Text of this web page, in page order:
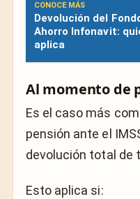
CONOCE MÁS
Devolución del
Ahorro Infonavit:
aplica
Al momento de
Es el caso más
pensión ante el
devolución total de
Esto aplica si: